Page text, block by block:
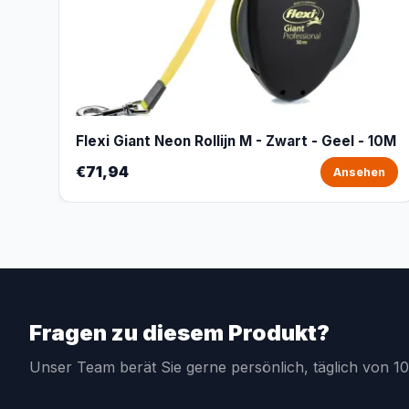
Flexi Giant Neon Rollijn M - Zwart - Geel - 10M
€71,94 Ansehen
Fragen zu diesem Produkt?
Unser Team berät Sie gerne persönlich, täglich von